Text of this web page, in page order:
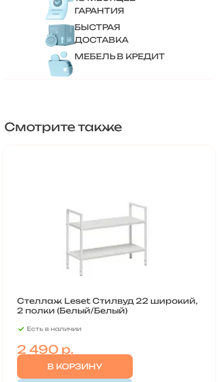
ГАРАНТИЯ
БЫСТРАЯ
ДОСТАВКА
МЕБЕЛЬ В КРЕДИТ
Смотрите также
Стеллаж Leset Стилвуд 22 широкий,
2 полки (Белый/Белый)
Есть в наличии
2 490р.
В КОРЗИНУ